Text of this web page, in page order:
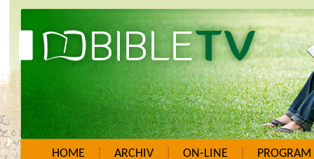
HOME ARCHIV ON-LINE PROGRAM